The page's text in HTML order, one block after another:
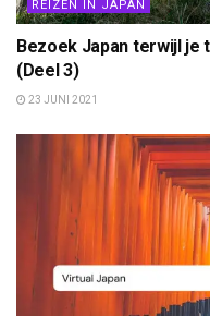
REIZEN IN JAPAN
Bezoek Japan terwijl
(Deel 3)
23 JUNI 2021